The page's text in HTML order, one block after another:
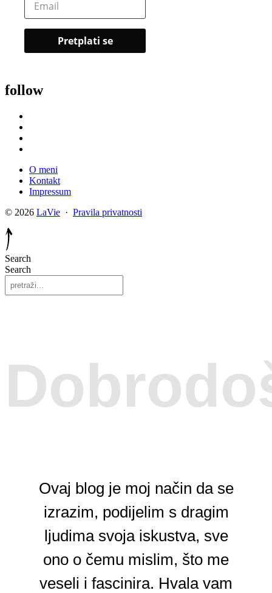
follow
O meni
Kontakt
Impressum
© 2026 LaVie · Pravila privatnosti
Search
Search
Ovaj blog je moj način da se
izrazim, podijelim s dragim
ljudima svoja iskustva, sve
ono o čemu mislim, što me
veseli i fascinira. Hvala vam